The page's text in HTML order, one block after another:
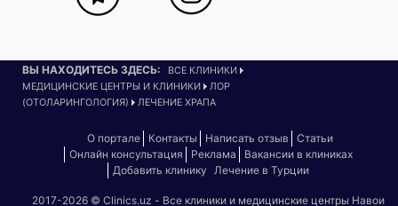
ВЫ НАХОДИТЕСЬ ЗДЕСЬ:
ВСЕ КЛИНИКИ
МЕДИЦИНСКИЕ ЦЕНТРЫ И КЛИНИКИ
ЛОР
(ОТОЛАРИНГОЛОГИЯ)
ЛЕЧЕНИЕ ХРАПА
О портале Контакты Написать отзыв
Статьи
Онлайн консультация
Реклама
Вакансии в клиниках
Добавить клинику
Лечение в Турции
2017-2026 © Clinics.uz - Все клиники и медицинские центры Навои